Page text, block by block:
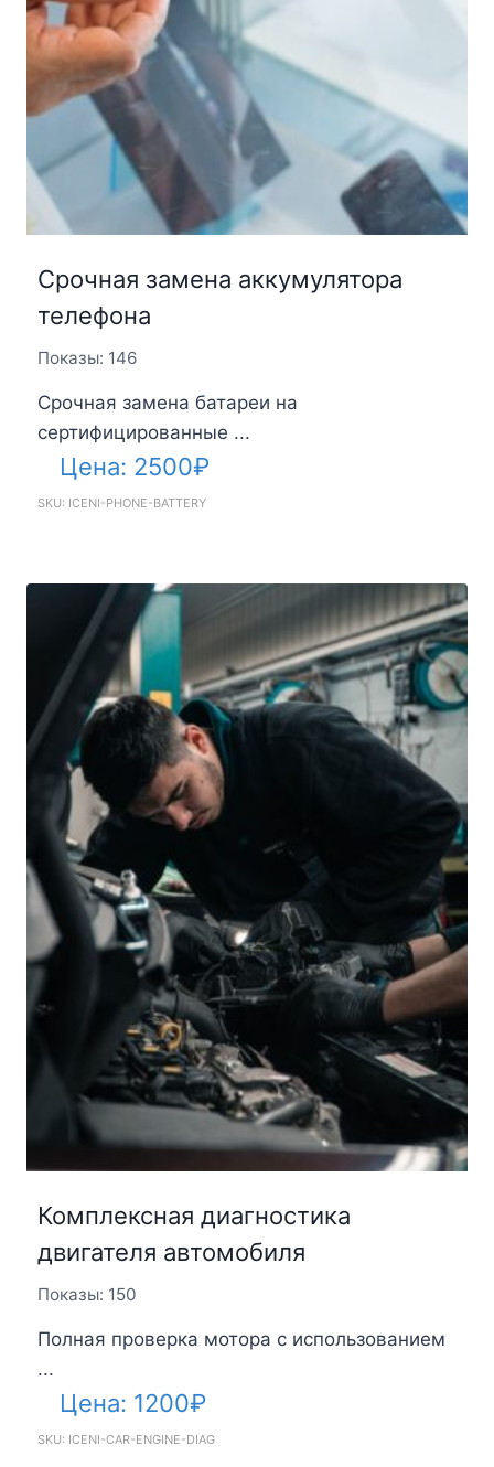
Срочная замена аккумулятора
телефона
Показы: 146
Срочная замена батареи на
сертифицированные ...
Цена: 2500₽
SKU: ICENI-PHONE-BATTERY
Комплексная диагностика
двигателя автомобиля
Показы: 150
Полная проверка мотора с использованием
...
Цена: 1200₽
SKU: ICENI-CAR-ENGINE-DIAG